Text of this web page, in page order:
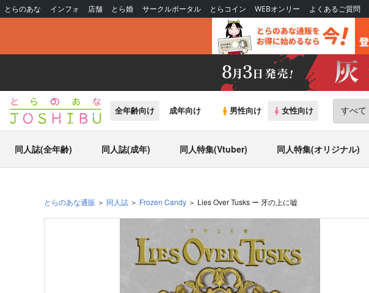
とらのあな インフォ 店舗 とら婚 サークルポータル とらコイン WEBオンリー よくあるご質問
全年齢向け 成年向け 男性向け 女性向け
同人誌(全年齢) 同人誌(成年) 同人特集(Vtuber) 同人特集(オリジナル)
とらのあな通販 同人誌 Frozen Candy Lies Over Tusks ー 牙の上に嘘